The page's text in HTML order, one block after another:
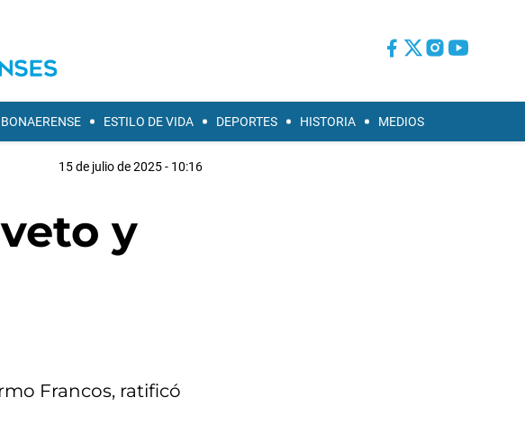
ESTILO DE VIDA DEPORTES HISTORIA MEDIOS
15 de julio de 2025 - 10:16
y
Francos, ratificó